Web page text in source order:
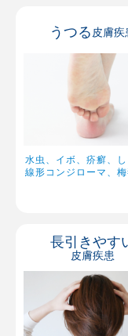
うつる 皮膚疾
水虫、イボ、疥癬、し
線形コンジローマ、
長引きやす
皮膚疾患